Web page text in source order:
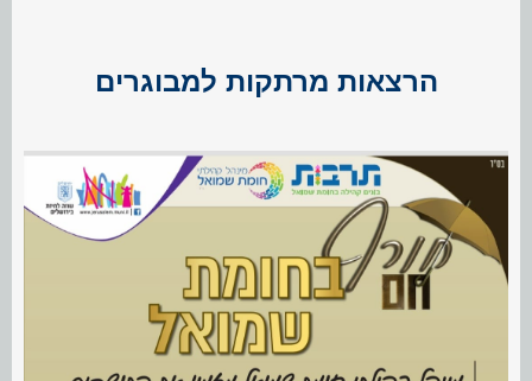
הרצאות מרתקות למבוגרים